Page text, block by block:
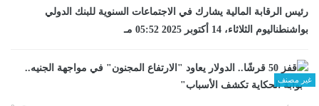
رئيس الرقابة المالية يشارك في الاجتماعات السنوية للبنك الدولي
بواشنطناليوم الثلاثاء، 14 أكتوبر 2025 05:52 مـ
غير مصنف